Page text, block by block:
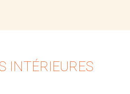
INTÉRIEURES